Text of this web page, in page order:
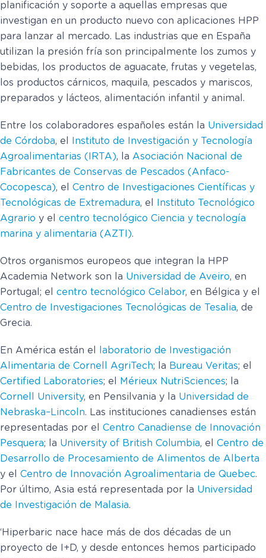
planificación y soporte a aquellas empresas que
investigan en un producto nuevo con aplicaciones HPP
para lanzar al mercado. Las industrias que en España
utilizan la presión fría son principalmente los zumos y
bebidas, los productos de aguacate, frutas y vegetelas,
los productos cárnicos, maquila, pescados y mariscos,
preparados y lácteos, alimentación infantil y animal.
Entre los colaboradores españoles están la Universidad
de Córdoba, el
Instituto de Investigación y Tecnología
Agroalimentarias (IRTA), la Asociación Nacional de
Fabricantes de Conservas de Pescados (Anfaco-
Cocopesca), el Centro de Investigaciones Científicas y
Tecnológicas de Extremadura, el
Instituto Tecnológico
Agrario y el centro tecnológico Ciencia y tecnología
marina y alimentaria (AZTI).
Otros organismos europeos que integran la HPP
Academia Network son la Universidad de Aveiro, en
Portugal; el centro tecnológico Celabor, en Bélgica y el
Centro de Investigaciones Tecnológicas de Tesalia, de
Grecia.
En América están el
laboratorio de Investigación
Alimentaria de Cornell AgriTech; la Bureau Veritas; el
Certified Laboratories; el Mérieux NutriSciences; la
Cornell University, en Pensilvania y la Universidad de
Nebraska–Lincoln. Las instituciones canadienses están
representadas por el Centro Canadiense de Innovación
Pesquera; la University of British Columbia, el Centro de
Desarrollo de Procesamiento de Alimentos de Alberta
y el Centro de Innovación Agroalimentaria de Quebec.
Por último, Asia está representada por la Universidad
de Investigación de Malasia.
‘Hiperbaric nace hace más de dos décadas de un
proyecto de I+D, y desde entonces hemos participado